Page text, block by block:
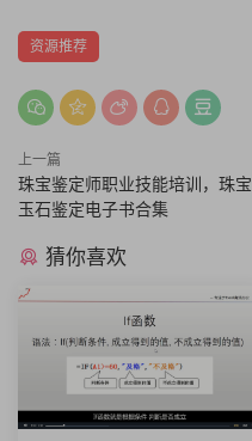
资源推荐
上一篇
珠宝鉴定师职业技能培训，珠宝
玉石鉴定电子书合集
猜你喜欢